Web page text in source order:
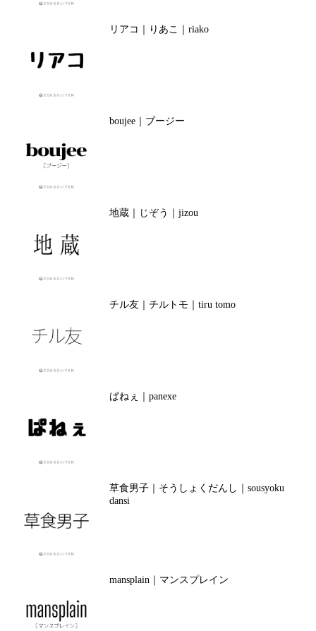
リアコ｜りあこ｜riako
boujee｜ブージー
地蔵｜じぞう｜jizou
チル友｜チルトモ｜tiru tomo
ぱねぇ｜panexe
草食男子｜そうしょくだんし｜sousyoku
dansi
mansplain｜マンスプレイン